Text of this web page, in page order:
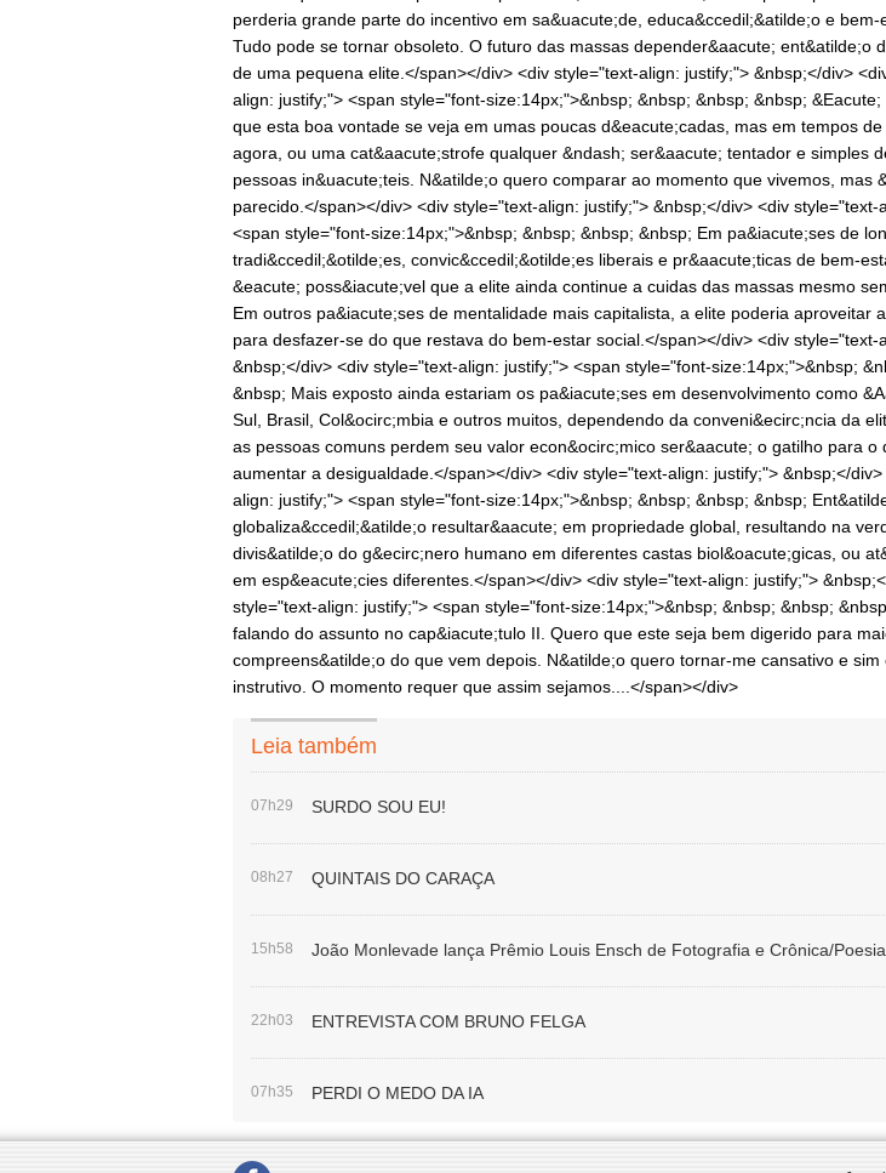
Leia também
07h29 SURDO SOU EU!
08h27 QUINTAIS DO CARAÇA
15h58 João Monlevade lança Prêmio Louis Ensch de Fotografia e Crônica/Poesia
22h03 ENTREVISTA COM BRUNO FELGA
07h35 PERDI O MEDO DA IA